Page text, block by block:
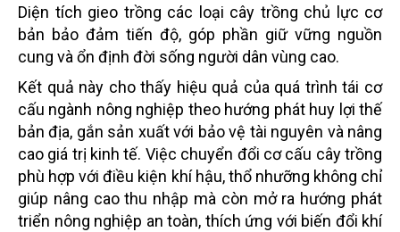
Diện tích gieo trồng các loại cây trồng chủ lực cơ
bản bảo đảm tiến độ, góp phần giữ vững nguồn
cung và ổn định đời sống người dân vùng cao.
Kết quả này cho thấy hiệu quả của quá trình tái cơ
cấu ngành nông nghiệp theo hướng phát huy lợi thế
bản địa, gắn sản xuất với bảo vệ tài nguyên và nâng
cao giá trị kinh tế. Việc chuyển đổi cơ cấu cây trồng
phù hợp với điều kiện khí hậu, thổ nhưỡng không chỉ
giúp nâng cao thu nhập mà còn mở ra hướng phát
triển nông nghiệp an toàn, thích ứng với biến đổi khí